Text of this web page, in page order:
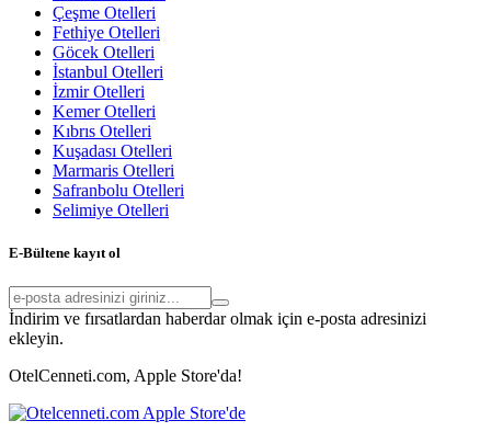
Çeşme Otelleri
Fethiye Otelleri
Göcek Otelleri
İstanbul Otelleri
İzmir Otelleri
Kemer Otelleri
Kıbrıs Otelleri
Kuşadası Otelleri
Marmaris Otelleri
Safranbolu Otelleri
Selimiye Otelleri
E-Bültene kayıt ol
İndirim ve fırsatlardan haberdar olmak için e-posta adresinizi
ekleyin.
OtelCenneti.com, Apple Store'da!